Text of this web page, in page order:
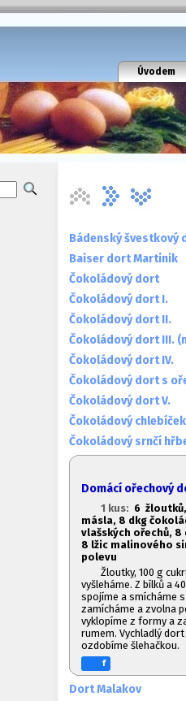
Úvodem
Bádenský švestkový
Baiser dort Martinik
Čokoládový dort
Čokoládový dort I.
Čokoládový dort II.
Čokoládový dort III.
Čokoládový dort IV.
Čokoládový dort s
Čokoládový dort V.
Čokoládový chlebíček
Čokoládový srnčí
Domácí ořechový
1 kus: 6
másla, 8 dkg
vlašských ořechů,
8 lžic malinového
polevu
Žloutky, 100 g
vyšleháme. Z bílků a
spojíme a smícháme
zamícháme a zvolna
vyklopíme z formy a
rumem. Vychladlý
ozdobíme šlehačkou.
f
Dort Malakov